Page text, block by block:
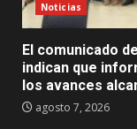
Noticias
El comunicado
indican que
los avances
agosto 7, 2026